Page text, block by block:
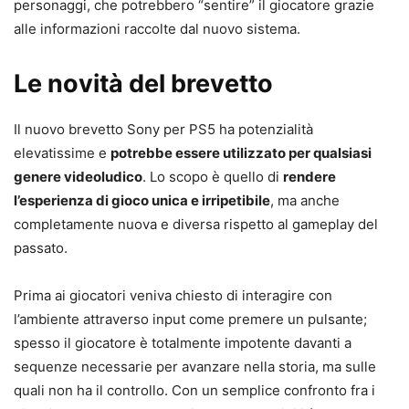
personaggi, che potrebbero “sentire” il giocatore grazie
alle informazioni raccolte dal nuovo sistema.
Le novità del brevetto
Il nuovo brevetto Sony per PS5 ha potenzialità
elevatissime e potrebbe essere utilizzato per qualsiasi
genere videoludico. Lo scopo è quello di rendere
l’esperienza di gioco unica e irripetibile, ma anche
completamente nuova e diversa rispetto al gameplay del
passato.
Prima ai giocatori veniva chiesto di interagire con
l’ambiente attraverso input come premere un pulsante;
spesso il giocatore è totalmente impotente davanti a
sequenze necessarie per avanzare nella storia, ma sulle
quali non ha il controllo. Con un semplice confronto fra i